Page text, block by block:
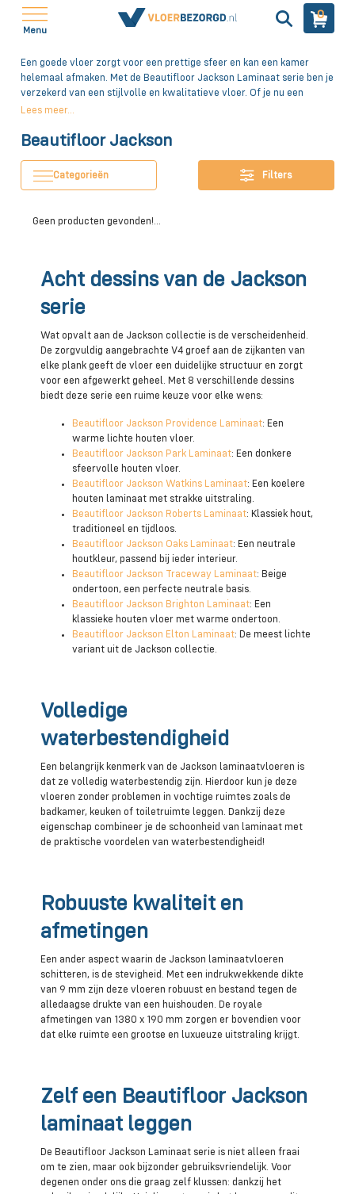
Menu
0
Een goede vloer zorgt voor een prettige sfeer en kan een kamer
helemaal afmaken. Met de Beautifloor Jackson Laminaat serie ben je
verzekerd van een stijlvolle en kwalitatieve vloer. Of je nu een
voorkeur hebt voor het uiterlijk van rustig eiken, het lichte van white
collectie heeft voor ieder wat wils!
Lees meer...
Beautifloor Jackson
Categorieën Filters
Geen producten gevonden!...
Acht dessins van de Jackson
serie
Wat opvalt aan de Jackson collectie is de verscheidenheid.
De zorgvuldig aangebrachte V4 groef aan de zijkanten van
elke plank geeft de vloer een duidelijke structuur en zorgt
voor een afgewerkt geheel. Met 8 verschillende dessins
biedt deze serie een ruime keuze voor elke wens:
Beautifloor Jackson Providence Laminaat: Een
warme lichte houten vloer.
Beautifloor Jackson Park Laminaat: Een donkere
sfeervolle houten vloer.
Beautifloor Jackson Watkins Laminaat: Een koelere
houten laminaat met strakke uitstraling.
Beautifloor Jackson Roberts Laminaat: Klassiek hout,
traditioneel en tijdloos.
Beautifloor Jackson Oaks Laminaat: Een neutrale
houtkleur, passend bij ieder interieur.
Beautifloor Jackson Traceway Laminaat: Beige
ondertoon, een perfecte neutrale basis.
Beautifloor Jackson Brighton Laminaat: Een
klassieke houten vloer met warme ondertoon.
Beautifloor Jackson Elton Laminaat: De meest lichte
variant uit de Jackson collectie.
Volledige
waterbestendigheid
Een belangrijk kenmerk van de Jackson laminaatvloeren is
dat ze volledig waterbestendig zijn. Hierdoor kun je deze
vloeren zonder problemen in vochtige ruimtes zoals de
badkamer, keuken of toiletruimte leggen. Dankzij deze
eigenschap combineer je de schoonheid van laminaat met
de praktische voordelen van waterbestendigheid!
Robuuste kwaliteit en
afmetingen
Een ander aspect waarin de Jackson laminaatvloeren
schitteren, is de stevigheid. Met een indrukwekkende dikte
van 9 mm zijn deze vloeren robuust en bestand tegen de
alledaagse drukte van een huishouden. De royale
afmetingen van 1380 x 190 mm zorgen er bovendien voor
dat elke ruimte een grootse en luxueuze uitstraling krijgt.
Zelf een Beautifloor Jackson
laminaat leggen
De Beautifloor Jackson Laminaat serie is niet alleen fraai
om te zien, maar ook bijzonder gebruiksvriendelijk. Voor
degenen onder ons die graag zelf klussen: dankzij het